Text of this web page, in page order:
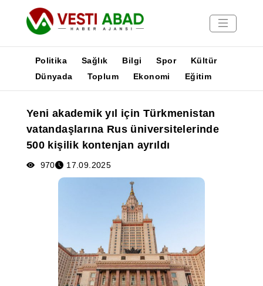
Yayınlar
Medya
Poster
Politika Sağlık Bilgi Spor
Kültür
Dünyada
Toplum Ekonomi Eğitim
Yeni akademik yıl için Türkmenistan
vatandaşlarına Rus üniversitelerinde
500 kişilik kontenjan ayrıldı
970 17.09.2025